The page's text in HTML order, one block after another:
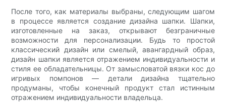
После того, как материалы выбраны, следующим шагом
в процессе является создание дизайна шапки. Шапки,
изготовленные на заказ, открывают безграничные
возможности для персонализации. Будь то простой
классический дизайн или смелый, авангардный образ,
дизайн шапки является отражением индивидуальности и
стиля ее обладательницы. От замысловатой вязки кос до
игривых помпонов — детали дизайна тщательно
продуманы, чтобы конечный продукт стал истинным
отражением индивидуальности владельца.